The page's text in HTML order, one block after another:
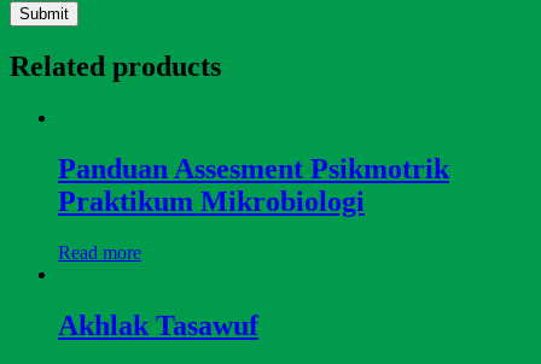
Related products
Panduan Assesment Psikmotrik
Praktikum Mikrobiologi
Read more
Akhlak Tasawuf